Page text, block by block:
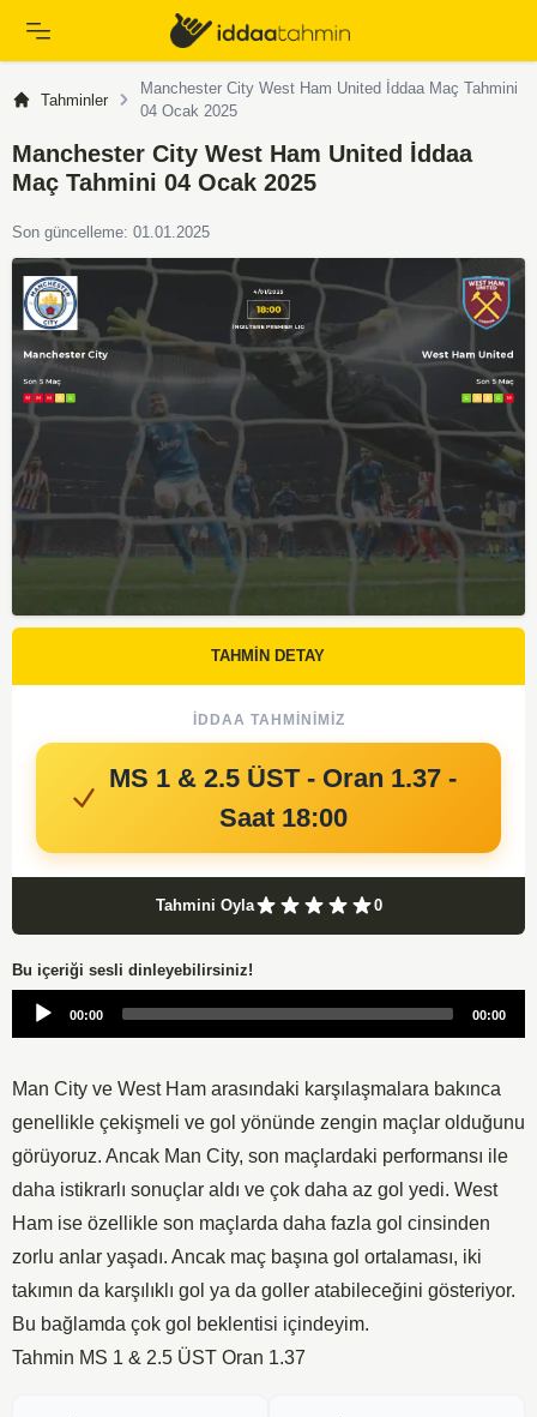
Tahminler
Manchester City West Ham United İddaa Maç Tahmini
04 Ocak 2025
Manchester City West Ham United İddaa
Maç Tahmini 04 Ocak 2025
Son güncelleme: 01.01.2025
TAHMİN DETAY
İDDAA TAHMINIMIZ
MS 1 & 2.5 ÜST - Oran 1.37 -
Saat 18:00
Tahmini Oyla 0
Bu içeriği sesli dinleyebilirsiniz!
Audio
00:00 00:00
Man City ve West Ham arasındaki karşılaşmalara bakınca
genellikle çekişmeli ve gol yönünde zengin maçlar olduğunu
görüyoruz. Ancak Man City, son maçlardaki performansı ile
daha istikrarlı sonuçlar aldı ve çok daha az gol yedi. West
Ham ise özellikle son maçlarda daha fazla gol cinsinden
zorlu anlar yaşadı. Ancak maç başına gol ortalaması, iki
takımın da karşılıklı gol ya da goller atabileceğini gösteriyor.
Bu bağlamda çok gol beklentisi içindeyim.
Tahmin MS 1 & 2.5 ÜST Oran 1.37